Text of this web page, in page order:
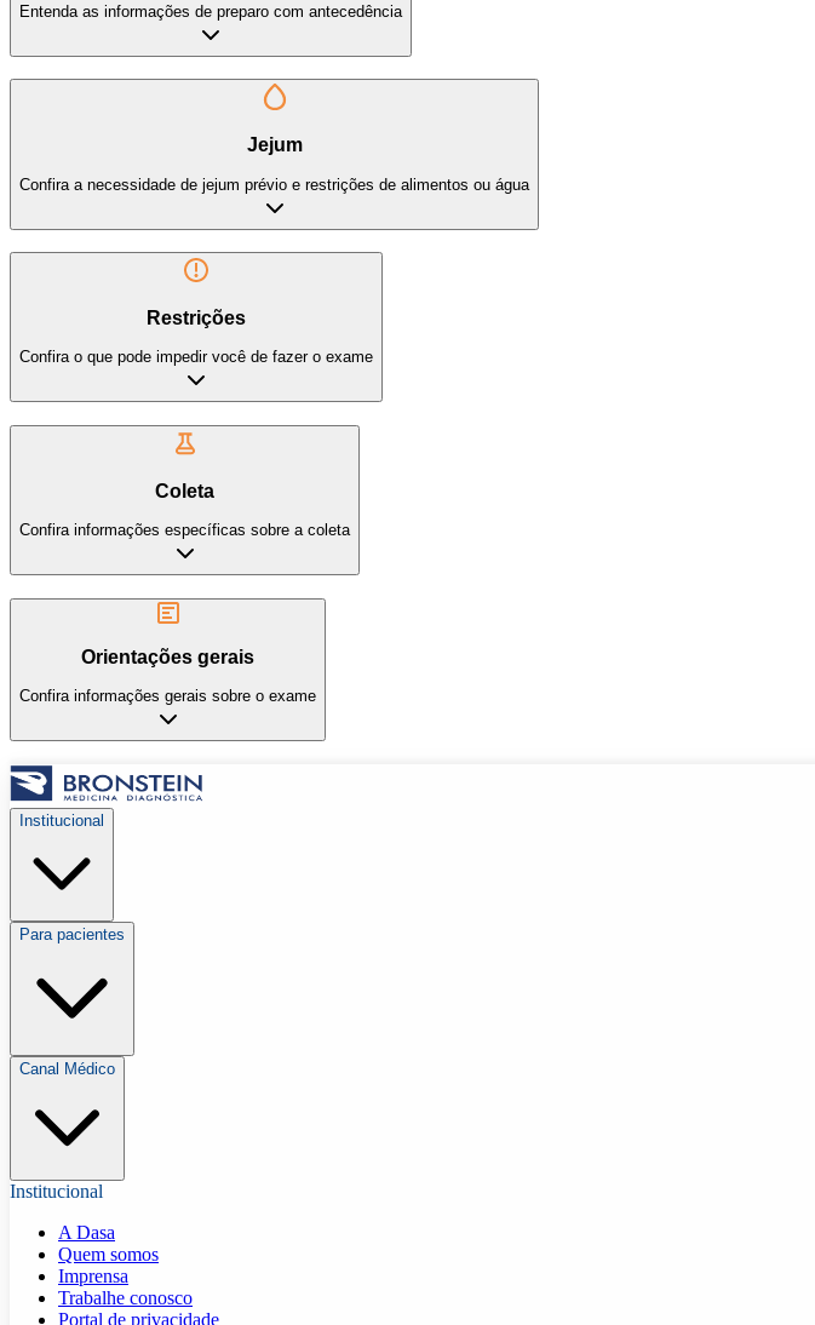
Entenda as informações de preparo com antecedência
Jejum
Confira a necessidade de jejum prévio e restrições de alimentos ou água
Restrições
Confira o que pode impedir você de fazer o exame
Coleta
Confira informações específicas sobre a coleta
Orientações gerais
Confira informações gerais sobre o exame
Institucional
Para pacientes
Canal Médico
Institucional
A Dasa
Quem somos
Imprensa
Trabalhe conosco
Portal de privacidade